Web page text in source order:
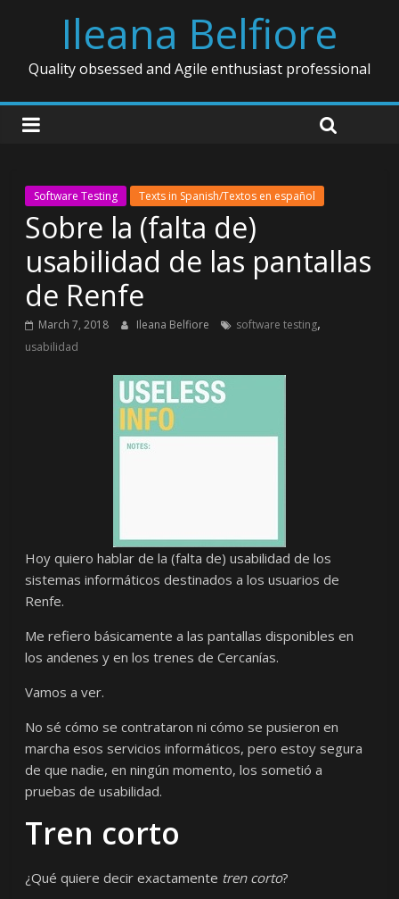
Ileana Belfiore
Quality obsessed and Agile enthusiast professional
Software Testing Texts in Spanish/Textos en español
Sobre la (falta de)
usabilidad de las pantallas
de Renfe
March 7, 2018 Ileana Belfiore software testing,
usabilidad
Hoy quiero hablar de la (falta de) usabilidad de los
sistemas informáticos destinados a los usuarios de
Renfe.
Me refiero básicamente a las pantallas disponibles en
los andenes y en los trenes de Cercanías.
Vamos a ver.
No sé cómo se contrataron ni cómo se pusieron en
marcha esos servicios informáticos, pero estoy segura
de que nadie, en ningún momento, los sometió a
pruebas de usabilidad.
Tren corto
¿Qué quiere decir exactamente tren corto?